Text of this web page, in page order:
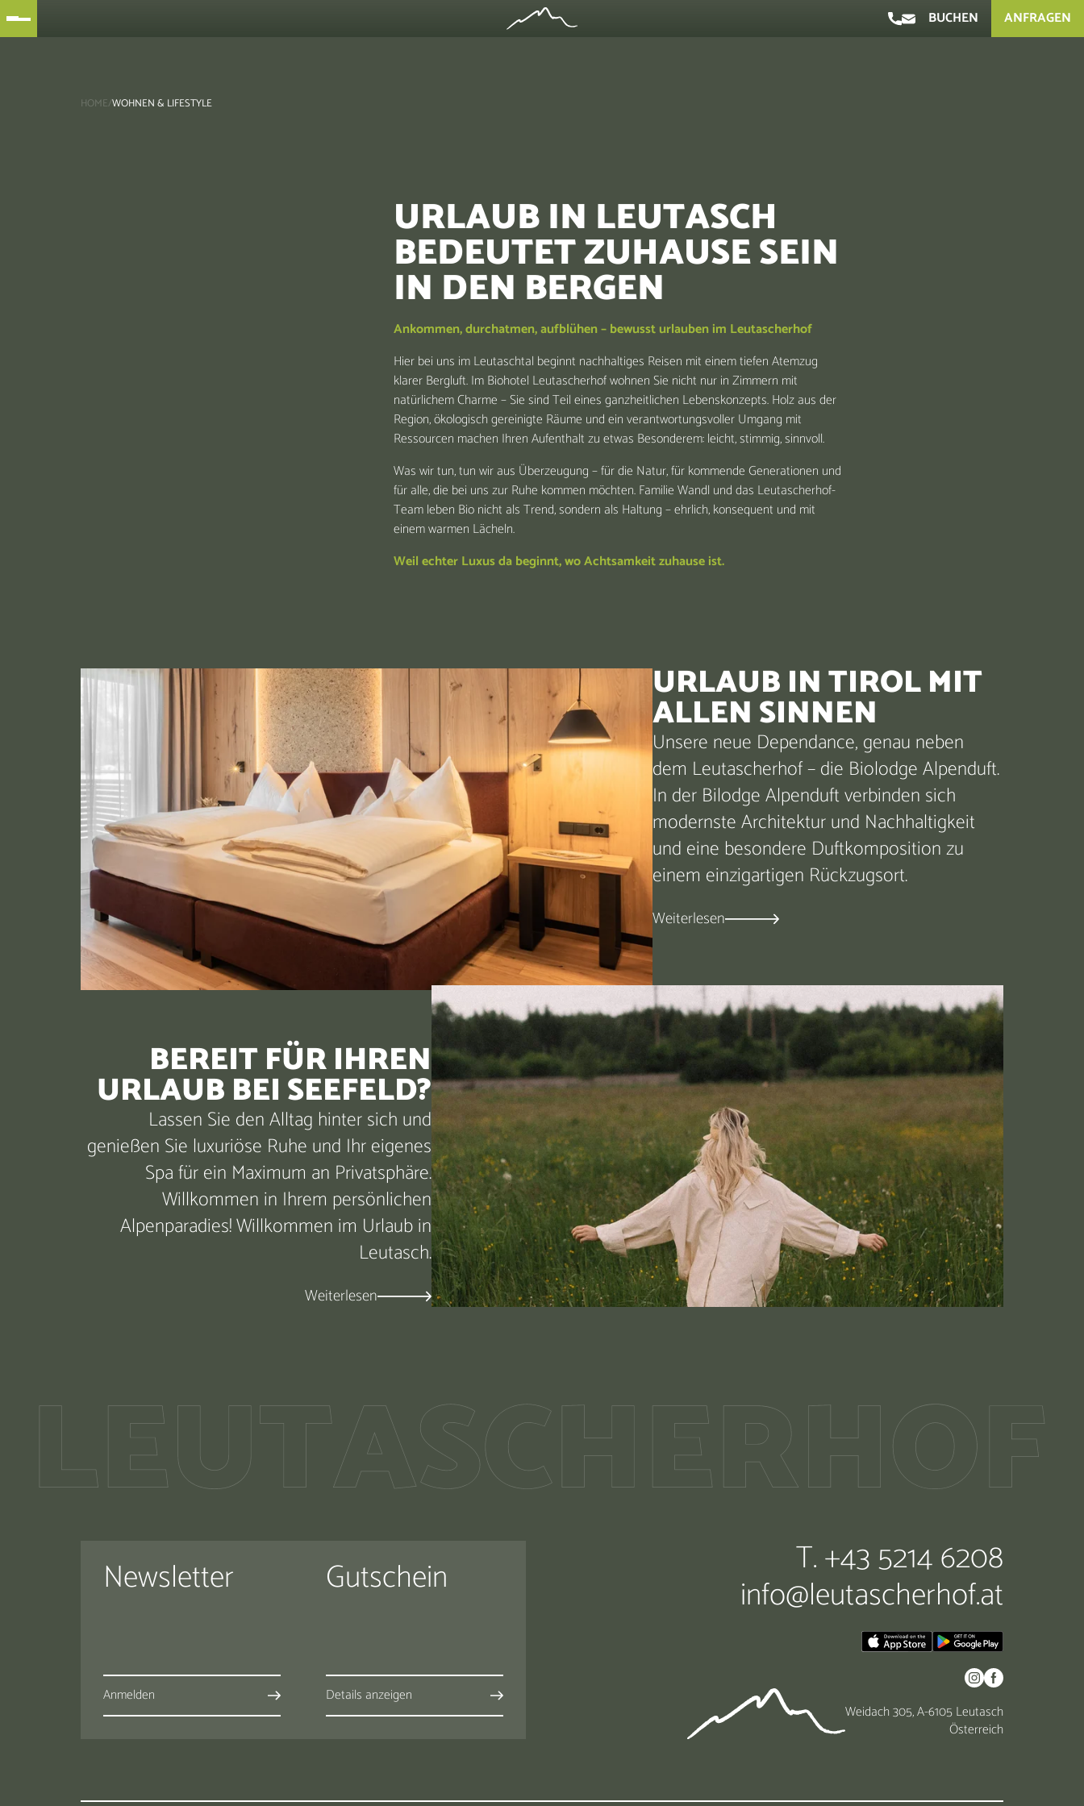
BUCHEN ANFRAGEN
HOME/WOHNEN & LIFESTYLE
URLAUB IN LEUTASCH
BEDEUTET ZUHAUSE SEIN
IN DEN BERGEN
Ankommen, durchatmen, aufblühen – bewusst urlauben im Leutascherhof
Hier bei uns im Leutaschtal beginnt nachhaltiges Reisen mit einem tiefen Atemzug
klarer Bergluft. Im Biohotel Leutascherhof wohnen Sie nicht nur in Zimmern mit
natürlichem Charme – Sie sind Teil eines ganzheitlichen Lebenskonzepts. Holz aus der
Region, ökologisch gereinigte Räume und ein verantwortungsvoller Umgang mit
Ressourcen machen Ihren Aufenthalt zu etwas Besonderem: leicht, stimmig, sinnvoll.
Was wir tun, tun wir aus Überzeugung – für die Natur, für kommende Generationen und
für alle, die bei uns zur Ruhe kommen möchten. Familie Wandl und das Leutascherhof-
Team leben Bio nicht als Trend, sondern als Haltung – ehrlich, konsequent und mit
einem warmen Lächeln.
Weil echter Luxus da beginnt, wo Achtsamkeit zuhause ist.
URLAUB IN TIROL MIT
ALLEN SINNEN
Unsere neue Dependance, genau neben
dem Leutascherhof – die Biolodge Alpenduft.
In der Bilodge Alpenduft verbinden sich
modernste Architektur und Nachhaltigkeit
und eine besondere Duftkomposition zu
einem einzigartigen Rückzugsort.
Weiterlesen
BEREIT FÜR IHREN
URLAUB BEI SEEFELD?
Lassen Sie den Alltag hinter sich und
genießen Sie luxuriöse Ruhe und Ihr eigenes
Spa für ein Maximum an Privatsphäre.
Willkommen in Ihrem persönlichen
Alpenparadies! Willkommen im Urlaub in
Leutasch.
Weiterlesen
Newsletter
Anmelden
Gutschein
Details anzeigen
T. +43 5214 6208
info@leutascherhof.at
Weidach 305, A-6105 Leutasch
Österreich